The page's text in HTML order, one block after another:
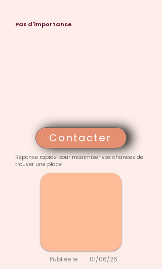
Pas d'importance
Contacter
Réponse rapide pour maximiser vos chances de
trouver une place
Publiée le 01/06/26